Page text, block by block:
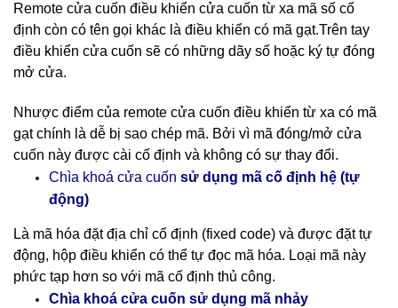
Remote cửa cuốn điều khiển cửa cuốn từ xa mã số cố
định còn có tên gọi khác là điều khiển có mã gạt.Trên tay
điều khiển cửa cuốn sẽ có những dãy số hoặc ký tự đóng
mở cửa.
Nhược điểm của remote cửa cuốn điều khiển từ xa có mã
gạt chính là dễ bị sao chép mã. Bởi vì mã đóng/mở cửa
cuốn này được cài cố định và không có sự thay đổi.
Chìa khoá cửa cuốn sử dụng mã cố định hệ (tự
động)
Là mã hóa đặt địa chỉ cố định (fixed code) và được đặt tự
động, hộp điều khiển có thể tự đọc mã hóa. Loại mã này
phức tạp hơn so với mã cố định thủ công.
Chìa khoá cửa cuốn sử dụng mã nhảy